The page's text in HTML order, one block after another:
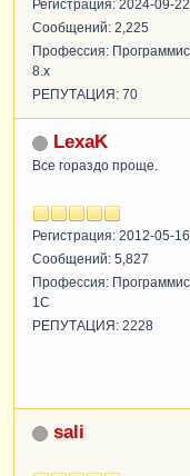
Регистрация: 2024-09-22
Сообщений: 2,225
Профессия:
8.x
РЕПУТАЦИЯ: 70
LexaK
Все гораздо проще.
Регистрация: 2012-05-16
Сообщений: 5,827
Профессия:
1С
РЕПУТАЦИЯ: 2228
sali